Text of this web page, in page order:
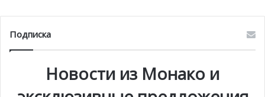
визуальное завещание отцам-основателям.
Подписка
Новости из Монако и